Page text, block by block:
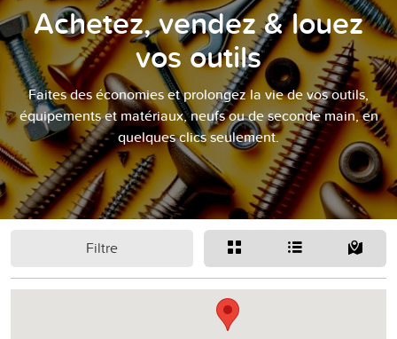
Achetez, vendez & louez
vos outils
Faites des économies et prolongez la vie de vos outils,
équipements et matériaux, neufs ou de seconde main, en
quelques clics seulement.
Filtre